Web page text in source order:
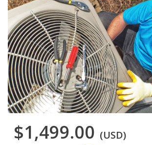
$1,499.00 (USD)